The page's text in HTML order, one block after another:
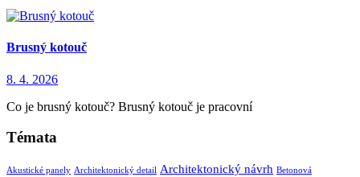
Brusný kotouč
8. 4. 2026
Co je brusný kotouč? Brusný kotouč je pracovní
Témata
Akustické panely Architektonický detail Architektonický návrh Betonová